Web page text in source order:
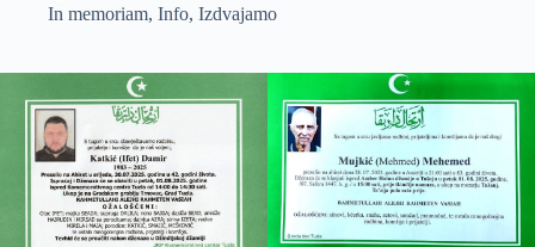
In memoriam, Info, Izdvajamo